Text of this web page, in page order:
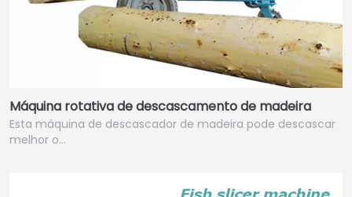
Máquina rotativa de descascamento de madeira
Esta máquina de descascador de madeira pode descascar
melhor o…